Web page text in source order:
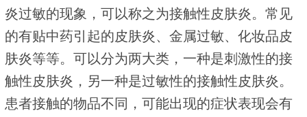
炎过敏的现象，可以称之为接触性皮肤炎。常见
的有贴中药引起的皮肤炎、金属过敏、化妆品皮
肤炎等等。可以分为两大类，一种是刺激性的接
触性皮肤炎，另一种是过敏性的接触性皮肤炎。
患者接触的物品不同，可能出现的症状表现会有